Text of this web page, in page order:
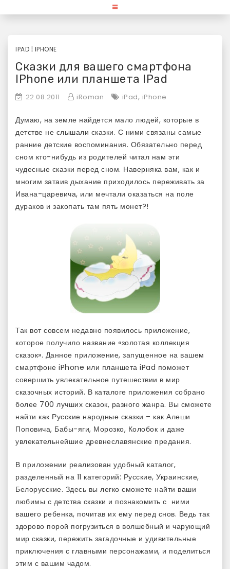
«Используй Mac» — блог для
продукции Apple
IPAD ¦ IPHONE
Сказки для вашего смартфона
IPhone или планшета IPad
22.08.2011 iRoman iPad, iPhone
Думаю, на земле найдется мало людей, которые в
детстве не слышали сказки. С ними связаны самые
ранние детские воспоминания. Обязательно перед
сном кто-нибудь из родителей читал нам эти
чудесные сказки перед сном. Наверняка вам, как и
многим затаив дыхание приходилось переживать за
Ивана-царевича, или мечтали оказаться на поле
дураков и закопать там пять монет?!
Так вот совсем недавно появилось приложение,
которое получило название «золотая коллекция
сказок». Данное приложение, запущенное на вашем
смартфоне iPhone или планшета iPad поможет
совершить увлекательное путешествии в мир
сказочных историй. В каталоге приложения собрано
более 700 лучших сказок, разного жанра. Вы сможете
найти как Русские народные сказки – как Алеши
Поповича, Бабы-яги, Морозко, Колобок и даже
увлекательнейшие древнеславянские предания.
В приложении реализован удобный каталог,
разделенный на 11 категорий: Русские, Украинские,
Белорусские. Здесь вы легко сможете найти ваши
любимы с детства сказки и познакомить с ними
вашего ребенка, почитав их ему перед снов. Ведь так
здорово порой погрузиться в волшебный и чарующий
мир сказки, пережить загадочные и удивительные
приключения с главными персонажами, и поделиться
этим с вашим чадом.